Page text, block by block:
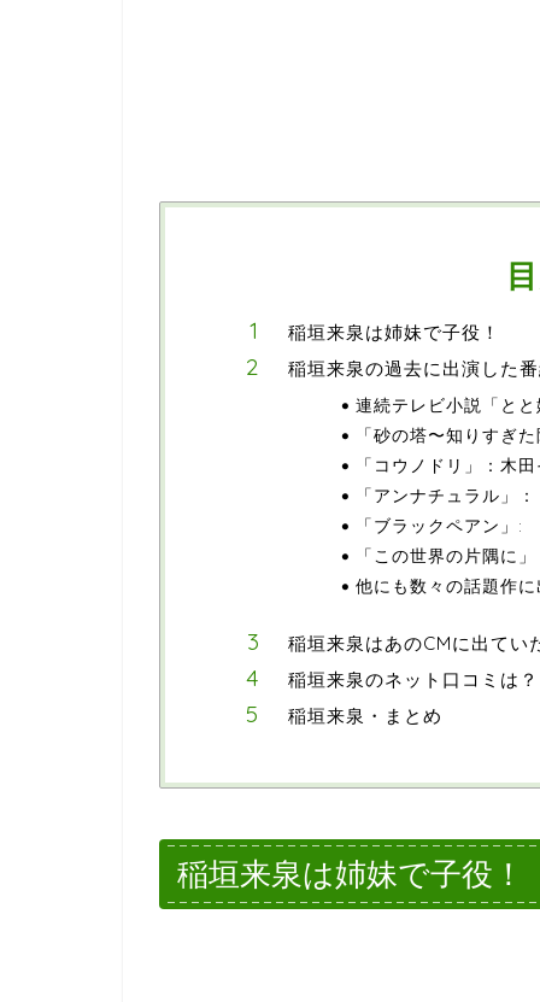
稲垣来泉は姉妹で子役！
稲垣来泉の過去に出演した
連続テレビ小説「と
「砂の塔〜知りすぎ
「コウノドリ」：木
「アンナチュラル」
「ブラックペアン」
「この世界の片隅に
他にも数々の話題作
稲垣来泉はあのCMに出てい
稲垣来泉のネット口コミは？
稲垣来泉・まとめ
稲垣来泉は姉妹で子役！